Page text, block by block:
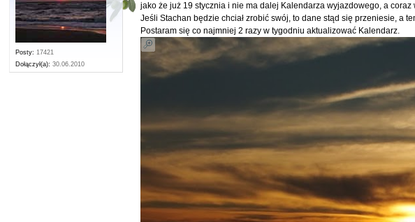
Posty: 17421
Dołączył(a): 30.06.2010
jako że już 19 stycznia i nie ma dalej Kalendarza wyjazdowego, a
Jeśli Stachan będzie chciał zrobić swój, to dane stąd się przeniesie, a
Postaram się co najmniej 2 razy w tygodniu aktualizować Kalendarz.